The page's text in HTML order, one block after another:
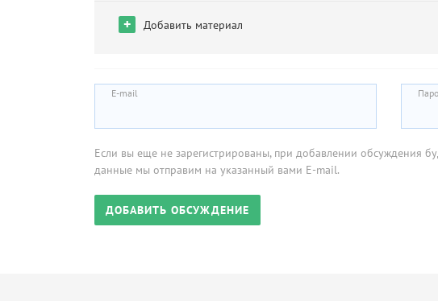
+ Добавить материал
E-mail
Если вы еще не зарегистрированы, при добавлении обсуждения
данные мы отправим на указанный вами E-mail.